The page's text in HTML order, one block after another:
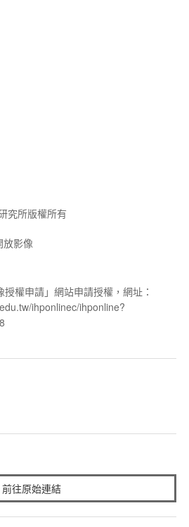
究所版權所有
放影像
權申請」網站申請授權，網址：
ihponlinec/ihponline?
前往原始連結